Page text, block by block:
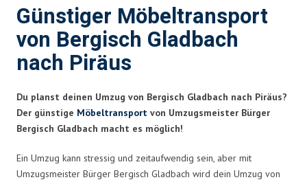
Günstiger Möbeltransport
von Bergisch Gladbach
nach Piräus
Du planst deinen Umzug von Bergisch Gladbach nach Piräus?
Der günstige Möbeltransport von Umzugsmeister Bürger
Bergisch Gladbach macht es möglich!
Ein Umzug kann stressig und zeitaufwendig sein, aber mit
Umzugsmeister Bürger Bergisch Gladbach wird dein Umzug von